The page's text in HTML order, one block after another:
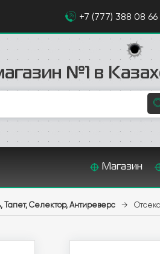
+7 (777) 388 08 66
№1 в
Магазин
Тапет, Селектор, Антиреверс →